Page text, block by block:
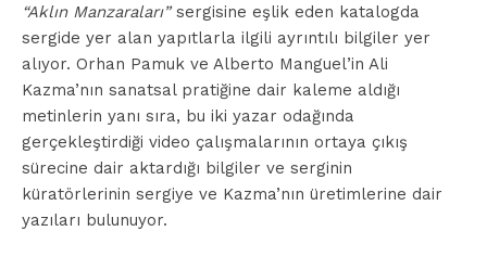
“Aklın Manzaraları”sergisine eşlik eden katalogda
sergide yer alan yapıtlarla ilgili ayrıntılı bilgiler yer
alıyor. Orhan Pamuk ve Alberto Manguel’in Ali
Kazma’nın sanatsal pratiğine dair kaleme aldığı
metinlerin yanı sıra, bu iki yazar odağında
gerçekleştirdiği video çalışmalarının ortaya çıkış
sürecine dair aktardığı bilgiler ve serginin
küratörlerinin sergiye ve Kazma’nın üretimlerine dair
yazıları bulunuyor.